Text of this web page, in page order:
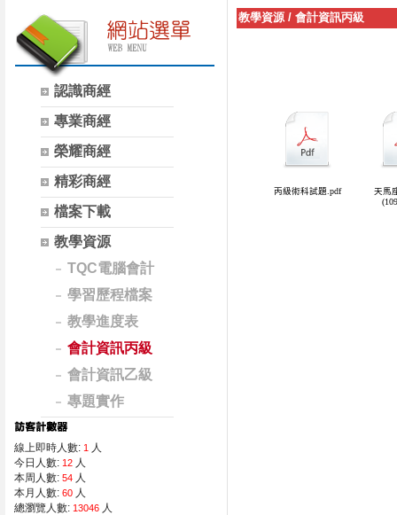
認識商經
專業商經
榮耀商經
精彩商經
檔案下載
教學資源
TQC電腦會計
學習歷程檔案
教學進度表
會計資訊丙級
會計資訊乙級
專題實作
線上即時人數: 1 人
今日人數: 12 人
本周人數: 54 人
本月人數: 60 人
總瀏覽人數: 13046 人
教學資源/ 會計資訊丙級